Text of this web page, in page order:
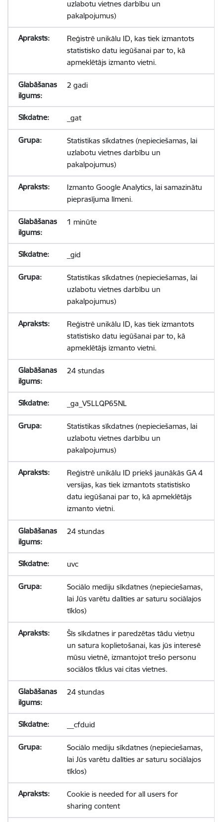
uzlabotu vietnes darbību un
pakalpojumus)
Reģistrē unikālu ID, kas tiek izmantots
statistisko datu iegūšanai par to, kā
apmeklētājs izmanto vietni.
2 gadi
_gat
Statistikas sīkdatnes (nepieciešamas, lai
uzlabotu vietnes darbību un
pakalpojumus)
Izmanto Google Analytics, lai samazinātu
pieprasījuma līmeni.
1 minūte
_gid
Statistikas sīkdatnes (nepieciešamas, lai
uzlabotu vietnes darbību un
pakalpojumus)
Reģistrē unikālu ID, kas tiek izmantots
statistisko datu iegūšanai par to, kā
apmeklētājs izmanto vietni.
24 stundas
_ga_V5LLQP65NL
Statistikas sīkdatnes (nepieciešamas, lai
uzlabotu vietnes darbību un
pakalpojumus)
Reģistrē unikālu ID priekš jaunākās GA 4
versijas, kas tiek izmantots statistisko
datu iegūšanai par to, kā apmeklētājs
izmanto vietni.
24 stundas
uvc
Sociālo mediju sīkdatnes (nepieciešamas,
lai Jūs varētu dalīties ar saturu sociālajos
tīklos)
Šīs sīkdatnes ir paredzētas tādu vietņu
un satura koplietošanai, kas jūs interesē
mūsu vietnē, izmantojot trešo personu
sociālos tīklus vai citas vietnes.
24 stundas
__cfduid
Sociālo mediju sīkdatnes (nepieciešamas,
lai Jūs varētu dalīties ar saturu sociālajos
tīklos)
Cookie is needed for all users for
sharing content